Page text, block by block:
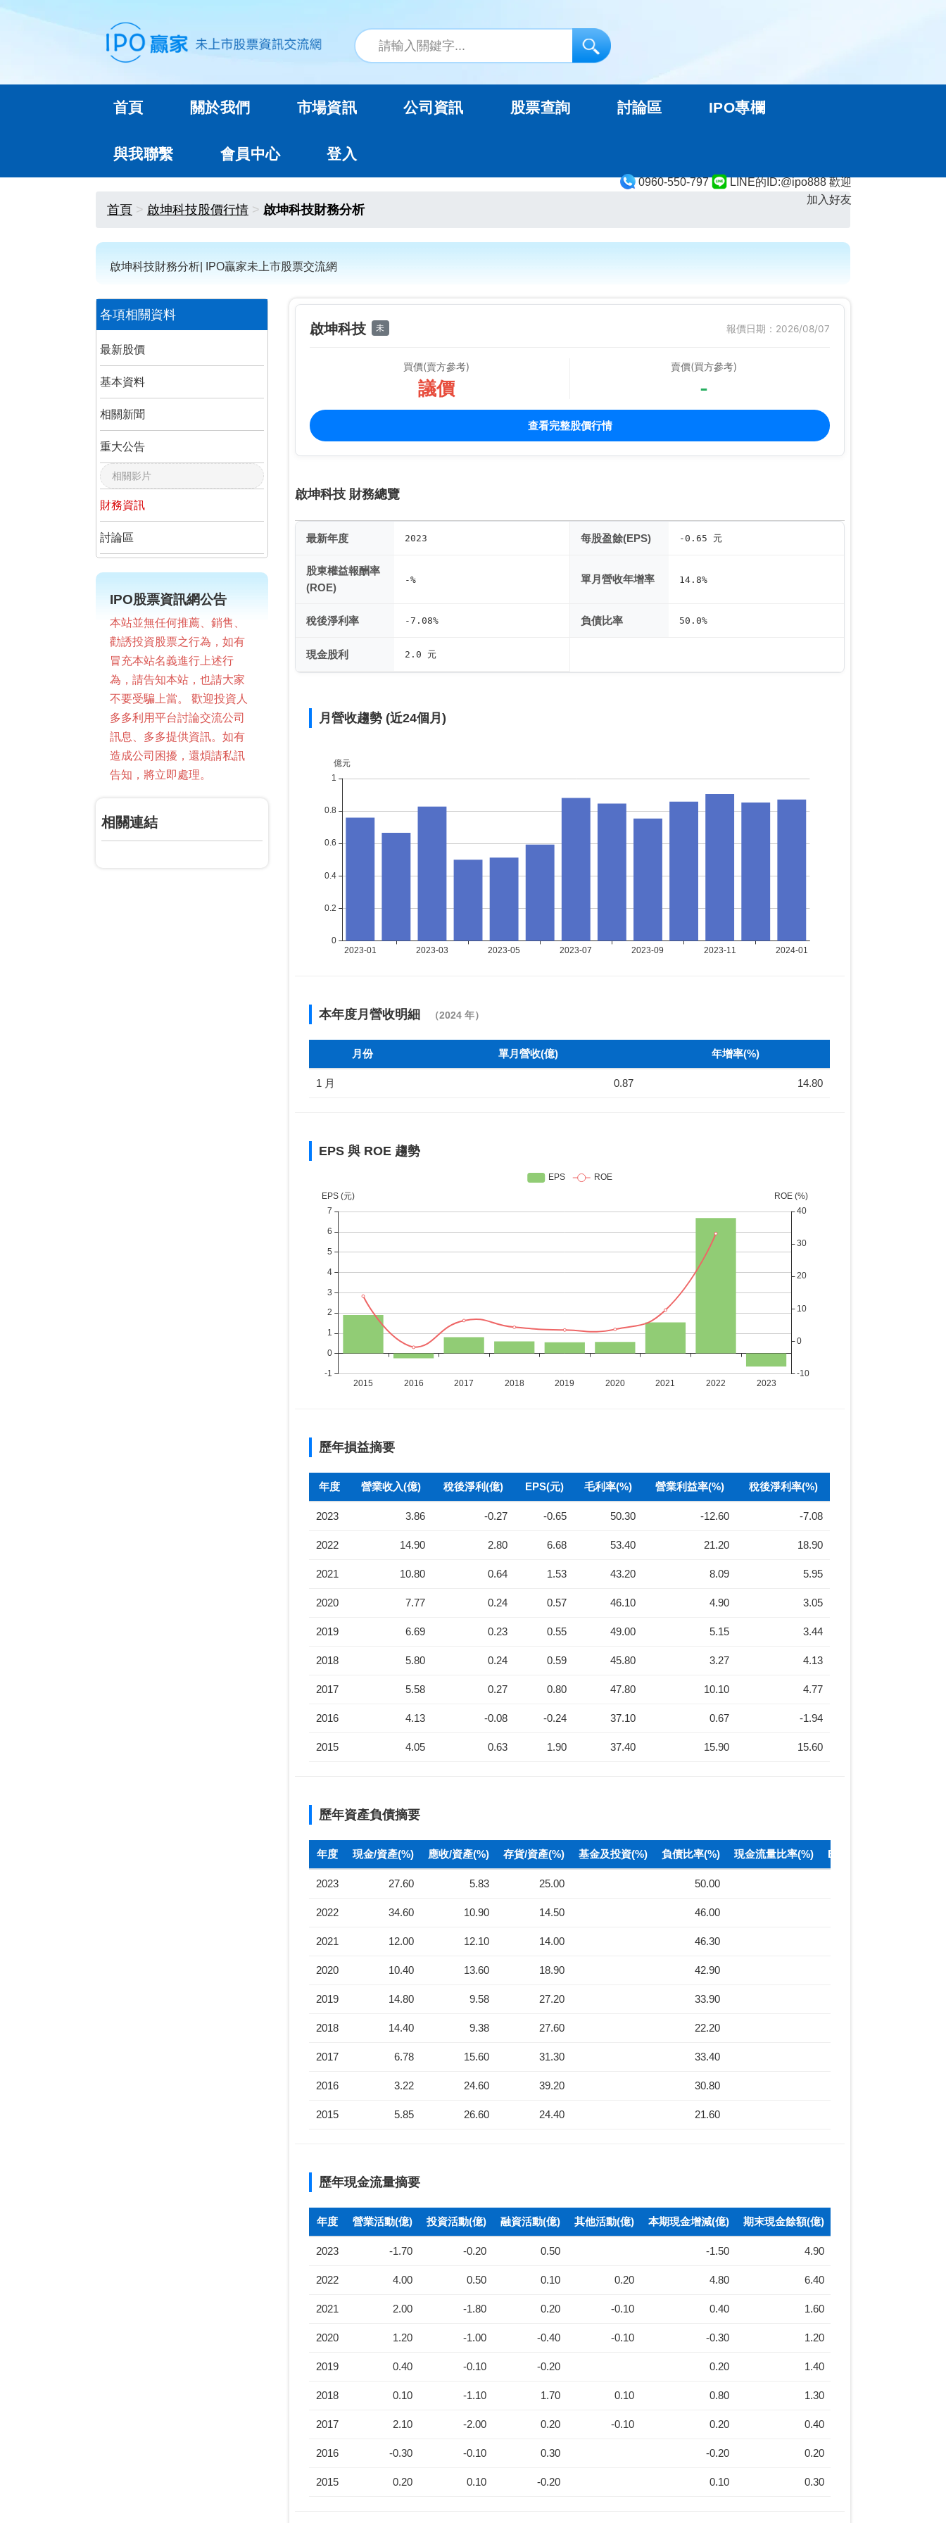
0960-550-797
LINE的ID:@ipo888 歡迎
加入好友
首頁 關於我們 市場資訊 公司資訊 股票查詢 討論區 IPO專欄
與我聯繫 會員中心 登入
首頁 啟坤科技股價行情 啟坤科技財務分析
啟坤科技財務分析| IPO贏家未上市股票交流網
各項相關資料
最新股價
基本資料
相關新聞
重大公告
相關影片
財務資訊
討論區
IPO股票資訊網公告
本站並無任何推薦、銷售、
勸誘投資股票之行為，如有
冒充本站名義進行上述行
為，請告知本站，也請大家
不要受騙上當。 歡迎投資人
多多利用平台討論交流公司
訊息、多多提供資訊。如有
造成公司困擾，還煩請私訊
告知，將立即處理。
相關連結
啟坤科技 未 報價日期：2026/08/07
買價(賣方參考)
議價
賣價(買方參考)
-
查看完整股價行情
啟坤科技 財務總覽
最新年度 2023 每股盈餘(EPS) -0.65 元
股東權益報酬率
(ROE)
-% 單月營收年增率 14.8%
稅後淨利率 -7.08% 負債比率 50.0%
現金股利 2.0 元
月營收趨勢 (近24個月)
本年度月營收明細 （2024 年）
月份 單月營收(億) 年增率(%)
1 月 0.87 14.80
EPS 與 ROE 趨勢
歷年損益摘要
年度 營業收入(億) 稅後淨利(億) EPS(元) 毛利率(%) 營業利益率(%) 稅後淨利率(%)
2023 3.86 -0.27 -0.65 50.30 -12.60 -7.08
2022 14.90 2.80 6.68 53.40 21.20 18.90
2021 10.80 0.64 1.53 43.20 8.09 5.95
2020 7.77 0.24 0.57 46.10 4.90 3.05
2019 6.69 0.23 0.55 49.00 5.15 3.44
2018 5.80 0.24 0.59 45.80 3.27 4.13
2017 5.58 0.27 0.80 47.80 10.10 4.77
2016 4.13 -0.08 -0.24 37.10 0.67 -1.94
2015 4.05 0.63 1.90 37.40 15.90 15.60
歷年資產負債摘要
年度 現金/資產(%) 應收/資產(%) 存貨/資產(%) 基金及投資(%) 負債比率(%) 現金流量比率(%) BPS(元)
2023 27.60 5.83 25.00 50.00
2022 34.60 10.90 14.50 46.00
2021 12.00 12.10 14.00 46.30
2020 10.40 13.60 18.90 42.90
2019 14.80 9.58 27.20 33.90
2018 14.40 9.38 27.60 22.20
2017 6.78 15.60 31.30 33.40
2016 3.22 24.60 39.20 30.80
2015 5.85 26.60 24.40 21.60
歷年現金流量摘要
年度 營業活動(億) 投資活動(億) 融資活動(億) 其他活動(億) 本期現金增減(億) 期末現金餘額(億)
2023 -1.70 -0.20 0.50 -1.50 4.90
2022 4.00 0.50 0.10 0.20 4.80 6.40
2021 2.00 -1.80 0.20 -0.10 0.40 1.60
2020 1.20 -1.00 -0.40 -0.10 -0.30 1.20
2019 0.40 -0.10 -0.20 0.20 1.40
2018 0.10 -1.10 1.70 0.10 0.80 1.30
2017 2.10 -2.00 0.20 -0.10 0.20 0.40
2016 -0.30 -0.10 0.30 -0.20 0.20
2015 0.20 0.10 -0.20 0.10 0.30